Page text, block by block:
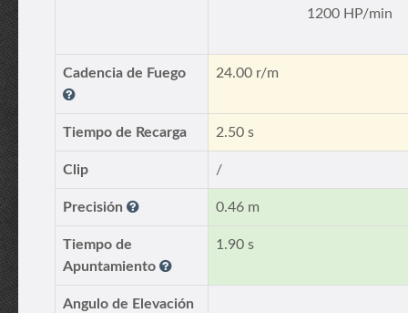
1200 HP/min
Cadencia de Fuego 24.00 r/m
Tiempo de Recarga 2.50 s
Clip /
Precisión 0.46 m
Tiempo de
Apuntamiento
1.90 s
Angulo de Elevación